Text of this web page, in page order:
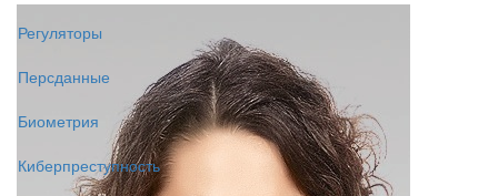
Регуляторы
Персданные
Биометрия
Киберпреступность